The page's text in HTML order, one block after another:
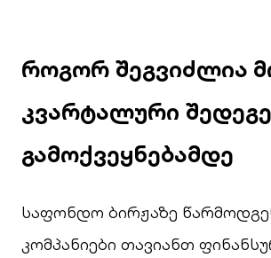
როგორ შეგვიძლია
კვარტალური
გამოქვეყნებამდე
საფონდო ბირჟაზე
კომპანიები თავიანთ